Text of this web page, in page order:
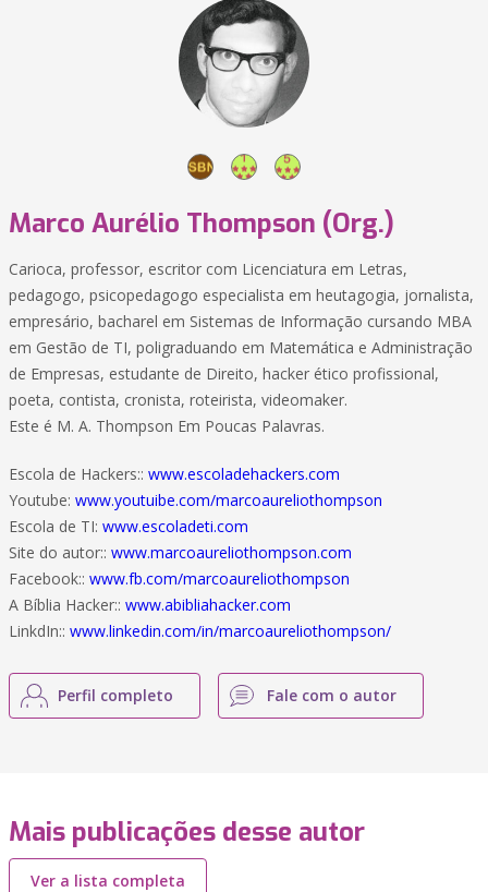
Marco Aurélio Thompson (Org.)
Carioca, professor, escritor com Licenciatura em Letras,
pedagogo, psicopedagogo especialista em heutagogia, jornalista,
empresário, bacharel em Sistemas de Informação cursando MBA
em Gestão de TI, poligraduando em Matemática e Administração
de Empresas, estudante de Direito, hacker ético profissional,
poeta, contista, cronista, roteirista, videomaker.
Este é M. A. Thompson Em Poucas Palavras.
Escola de Hackers:: www.escoladehackers.com
Youtube: www.youtuibe.com/marcoaureliothompson
Escola de TI: www.escoladeti.com
Site do autor:: www.marcoaureliothompson.com
Facebook:: www.fb.com/marcoaureliothompson
A Bíblia Hacker:: www.abibliahacker.com
LinkdIn:: www.linkedin.com/in/marcoaureliothompson/
Perfil completo Fale com o autor
Mais publicações desse autor
Ver a lista completa